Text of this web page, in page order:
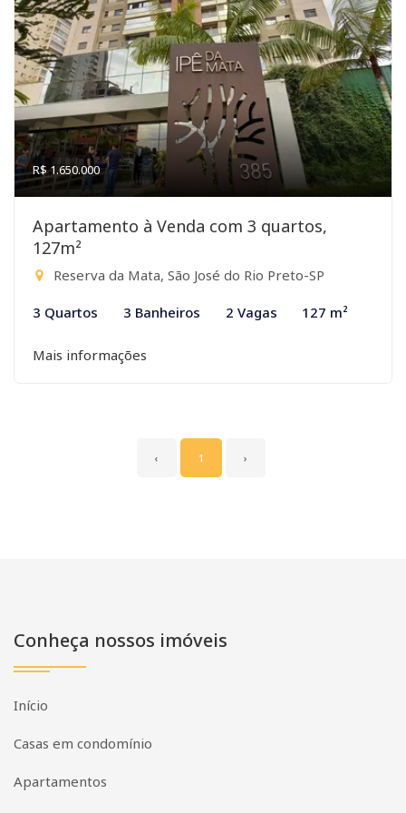
R$ 1.650.000
Apartamento à Venda com 3 quartos,
127m²
Reserva da Mata, São José do Rio Preto-SP
3 Quartos 3 Banheiros 2 Vagas 127 m²
Mais informações
‹ 1 ›
Conheça nossos imóveis
Início
Casas em condomínio
Apartamentos